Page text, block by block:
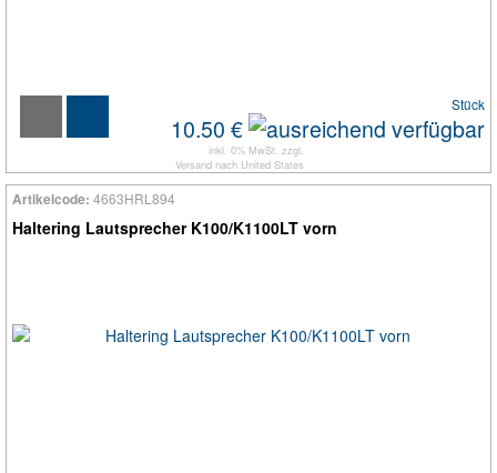
Stück
10.50 €
inkl. 0% MwSt. zzgl.
Versand nach United States
Artikelcode: 4663HRL894
Haltering Lautsprecher K100/K1100LT vorn